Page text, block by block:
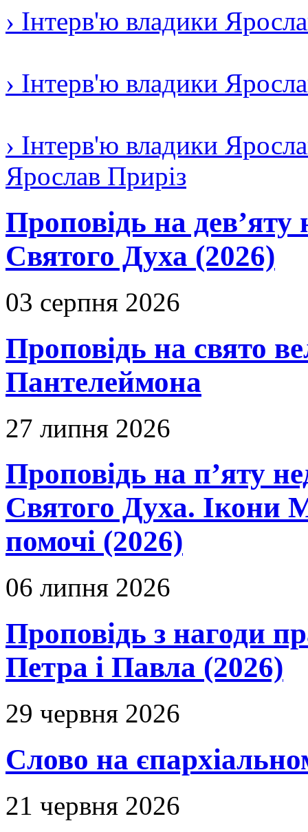
› Інтерв'ю владики
› Інтерв'ю владики
› Інтерв'ю владики
Ярослав Приріз
Проповідь на дев’яту
Святого Духа (2026)
03 серпня 2026
Проповідь на свято
Пантелеймона
27 липня 2026
Проповідь на п’яту
Святого Духа. Ікони
помочі (2026)
06 липня 2026
Проповідь з нагоди
Петра і Павла (2026)
29 червня 2026
Слово на
21 червня 2026